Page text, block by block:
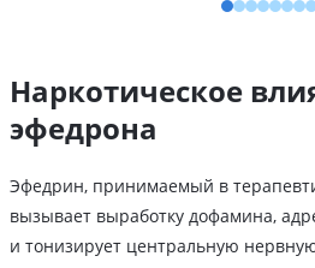
Наркотическое
эфедрона
Эфедрин, принимаемый в
вызывает выработку дофамина,
и тонизирует центральную